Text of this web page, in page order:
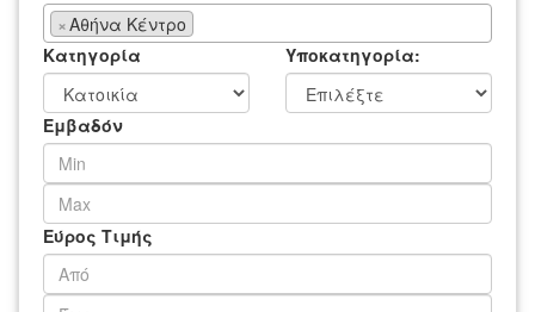
×Αθήνα Κέντρο
Κατηγορία
Υποκατηγορία:
Εμβαδόν
Εύρος Τιμής